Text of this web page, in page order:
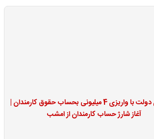
غافلگیری دولت با واریزی 4 میلیونی بحساب حقوق کارمندان |
آغاز شارژ حساب کارمندان از امشب